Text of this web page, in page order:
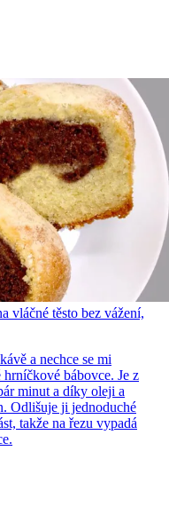
vláčné těsto bez vážení,
a nechce se mi
bábovce. Je z
minut a díky oleji a
Odlišuje ji jednoduché
takže na řezu vypadá